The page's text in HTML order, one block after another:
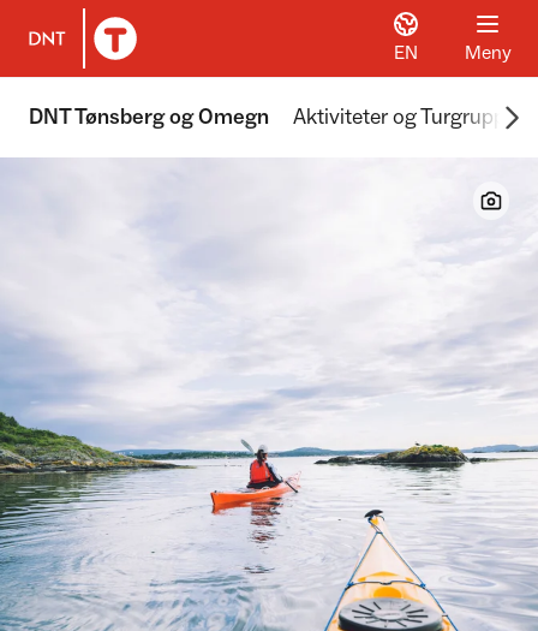
Til DNT.no forside
EN Meny
DNT Tønsberg og Omegn Aktiviteter og Turgrupper